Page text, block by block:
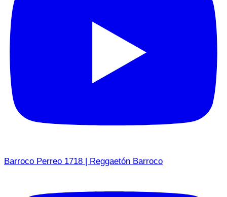
Barroco Perreo 1718 | Reggaetón Barroco